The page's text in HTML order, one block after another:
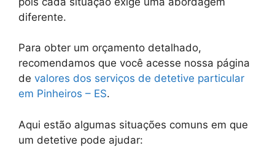
diferente.
Para obter um orçamento detalhado,
recomendamos que você acesse nossa página
de valores dos serviços de detetive particular
em Pinheiros – ES.
Aqui estão algumas situações comuns em que
um detetive pode ajudar: